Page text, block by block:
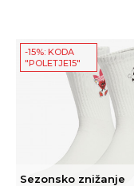
-15%: KODA
"POLETJE15"
Sezonsko znižanje